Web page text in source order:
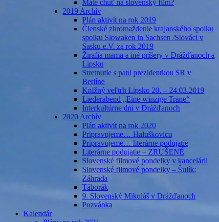
Máte chuť na slovenský film?
2019 Archív
Plán aktivít na rok 2019
Členské zhromaždenie krajanského spolku
spolku Slowaken in Sachsen /Slováci v
Sasku e.V. za rok 2019
Žirafia mama a iné príšery v Drážďanoch a
Lipsku
Stretnutie s pani prezidentkou SR v
Berlíne
Knižný veľtrh Lipsko 20. – 24.03.2019
Liederabend „Eine winzige Träne“
Interkultúrne dni v Drážďanoch
2020 Archív
Plán aktivít na rok 2020
Pripravujeme… Haluškovicu
Pripravujeme… literárne podujatie
Literárne podujatie – ZRUŠENÉ
Slovenské filmové pondelky v kancelárii
Slovenské filmové pondelky – Šulík:
Záhrada
Táborák
9. Slovenský Mikuláš v Drážďanoch
Pozvánka
Kalendár